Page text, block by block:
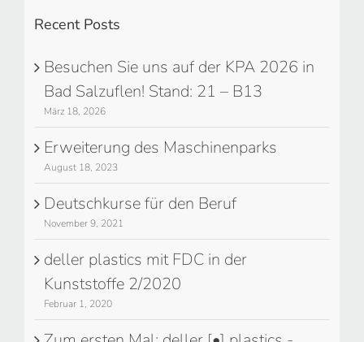
Recent Posts
Besuchen Sie uns auf der KPA 2026 in
Bad Salzuflen! Stand: 21 – B13
März 18, 2026
Erweiterung des Maschinenparks
August 18, 2023
Deutschkurse für den Beruf
November 9, 2021
deller plastics mit FDC in der
Kunststoffe 2/2020
Februar 1, 2020